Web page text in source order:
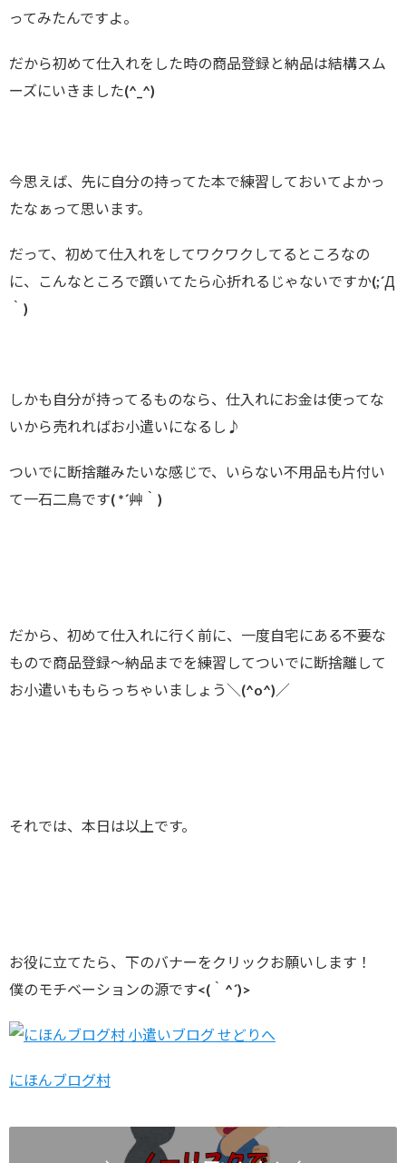
ってみたんですよ。
だから初めて仕入れをした時の商品登録と納品は結構スム
ーズにいきました(^_^)
今思えば、先に自分の持ってた本で練習しておいてよかっ
たなぁって思います。
だって、初めて仕入れをしてワクワクしてるところなの
に、こんなところで躓いてたら心折れるじゃないですか(;´Д
｀)
しかも自分が持ってるものなら、仕入れにお金は使ってな
いから売れればお小遣いになるし♪
ついでに断捨離みたいな感じで、いらない不用品も片付い
て一石二鳥です( *´艸｀)
だから、初めて仕入れに行く前に、一度自宅にある不要な
もので商品登録～納品までを練習してついでに断捨離して
お小遣いももらっちゃいましょう＼(^o^)／
それでは、本日は以上です。
お役に立てたら、下のバナーをクリックお願いします！
僕のモチベーションの源です<(｀^´)>
にほんブログ村